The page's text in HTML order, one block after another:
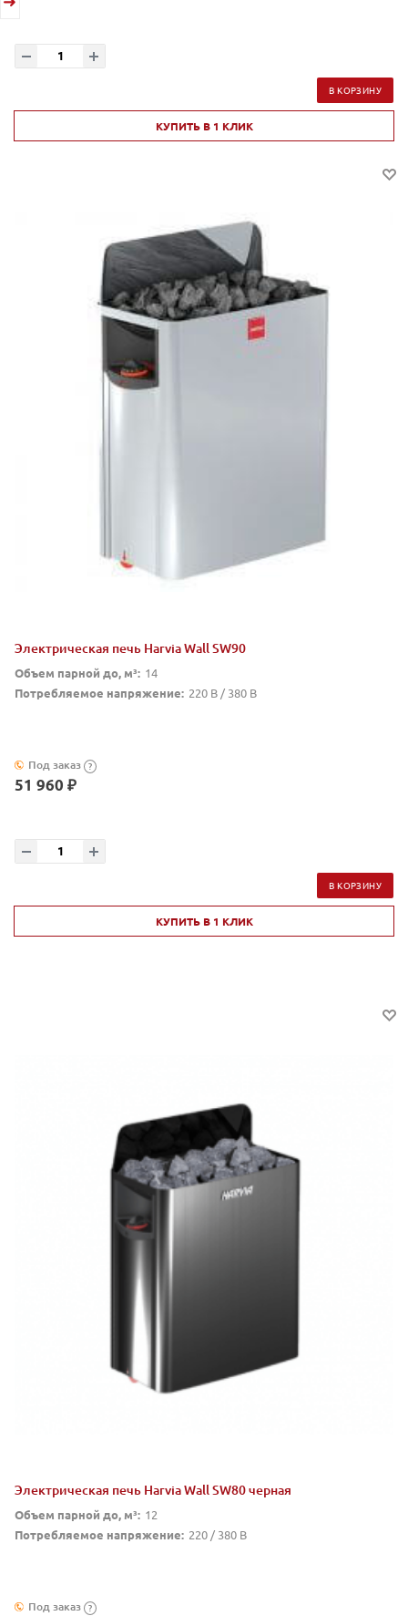
В КОРЗИНУ
КУПИТЬ В 1 КЛИК
Электрическая печь Harvia Wall SW90
Объем парной до, м³: 14
Потребляемое напряжение: 220 В / 380 В
Под заказ ?
51 960 ₽
В КОРЗИНУ
КУПИТЬ В 1 КЛИК
Электрическая печь Harvia Wall SW80 черная
Объем парной до, м³: 12
Потребляемое напряжение: 220 / 380 В
Под заказ ?